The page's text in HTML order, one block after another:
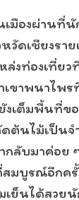
เมืองผ่านที่
วัดเชียงรา
งท่องเที่ยว
เขาพนาไพ
เต็มพื้นที่ขอ
ต้นไม้เป็นจ
กลับมาค่อย
มบูรณ์อีกครั้
เย็นได้สวย